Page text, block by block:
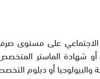
الاجتماعي على مستوى
أو شهادة الماستر
أو دبلوم